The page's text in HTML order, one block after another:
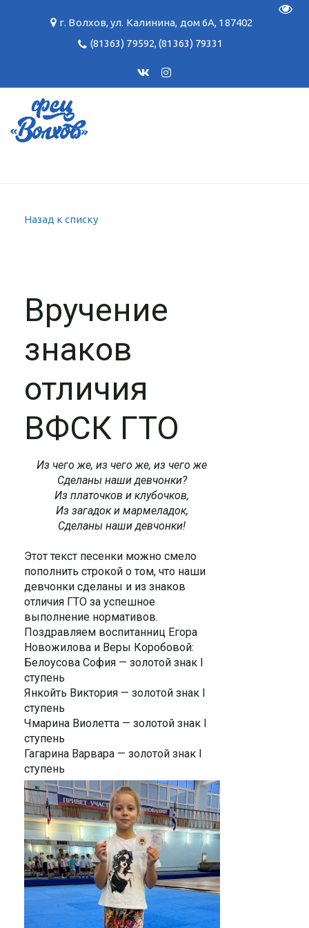
г. Волхов,ул. Калинина, дом 6А, 187402
(81363) 79592,(81363) 79331
Назад к списку
Вручение
знаков
отличия
ВФСК ГТО
Из чего же, из чего же, из чего же
Сделаны наши девчонки?
Из платочков и клубочков,
Из загадок и мармеладок,
Сделаны наши девчонки!
Этот текст песенки можно смело
пополнить строкой о том, что наши
девчонки сделаны и из знаков
отличия ГТО за успешное
выполнение нормативов.
Поздравляем воспитанниц Егора
Новожилова и Веры Коробовой:
Белоусова София — золотой знак I
ступень
Янкойть Виктория — золотой знак I
ступень
Чмарина Виолетта — золотой знак I
ступень
Гагарина Варвара — золотой знак I
ступень